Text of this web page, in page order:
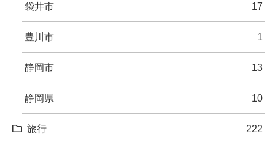
袋井市 17
豊川市 1
静岡市 13
静岡県 10
旅行 222